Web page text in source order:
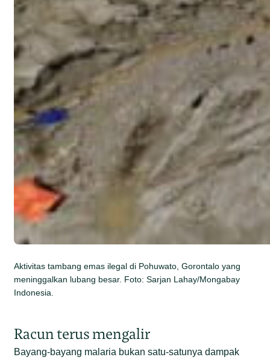
Aktivitas tambang emas ilegal di Pohuwato, Gorontalo yang
meninggalkan lubang besar. Foto: Sarjan Lahay/Mongabay
Indonesia.
Racun terus mengalir
Bayang-bayang malaria bukan satu-satunya dampak